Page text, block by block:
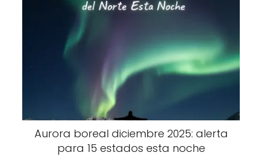
Aurora boreal diciembre 2025: alerta
para 15 estados esta noche